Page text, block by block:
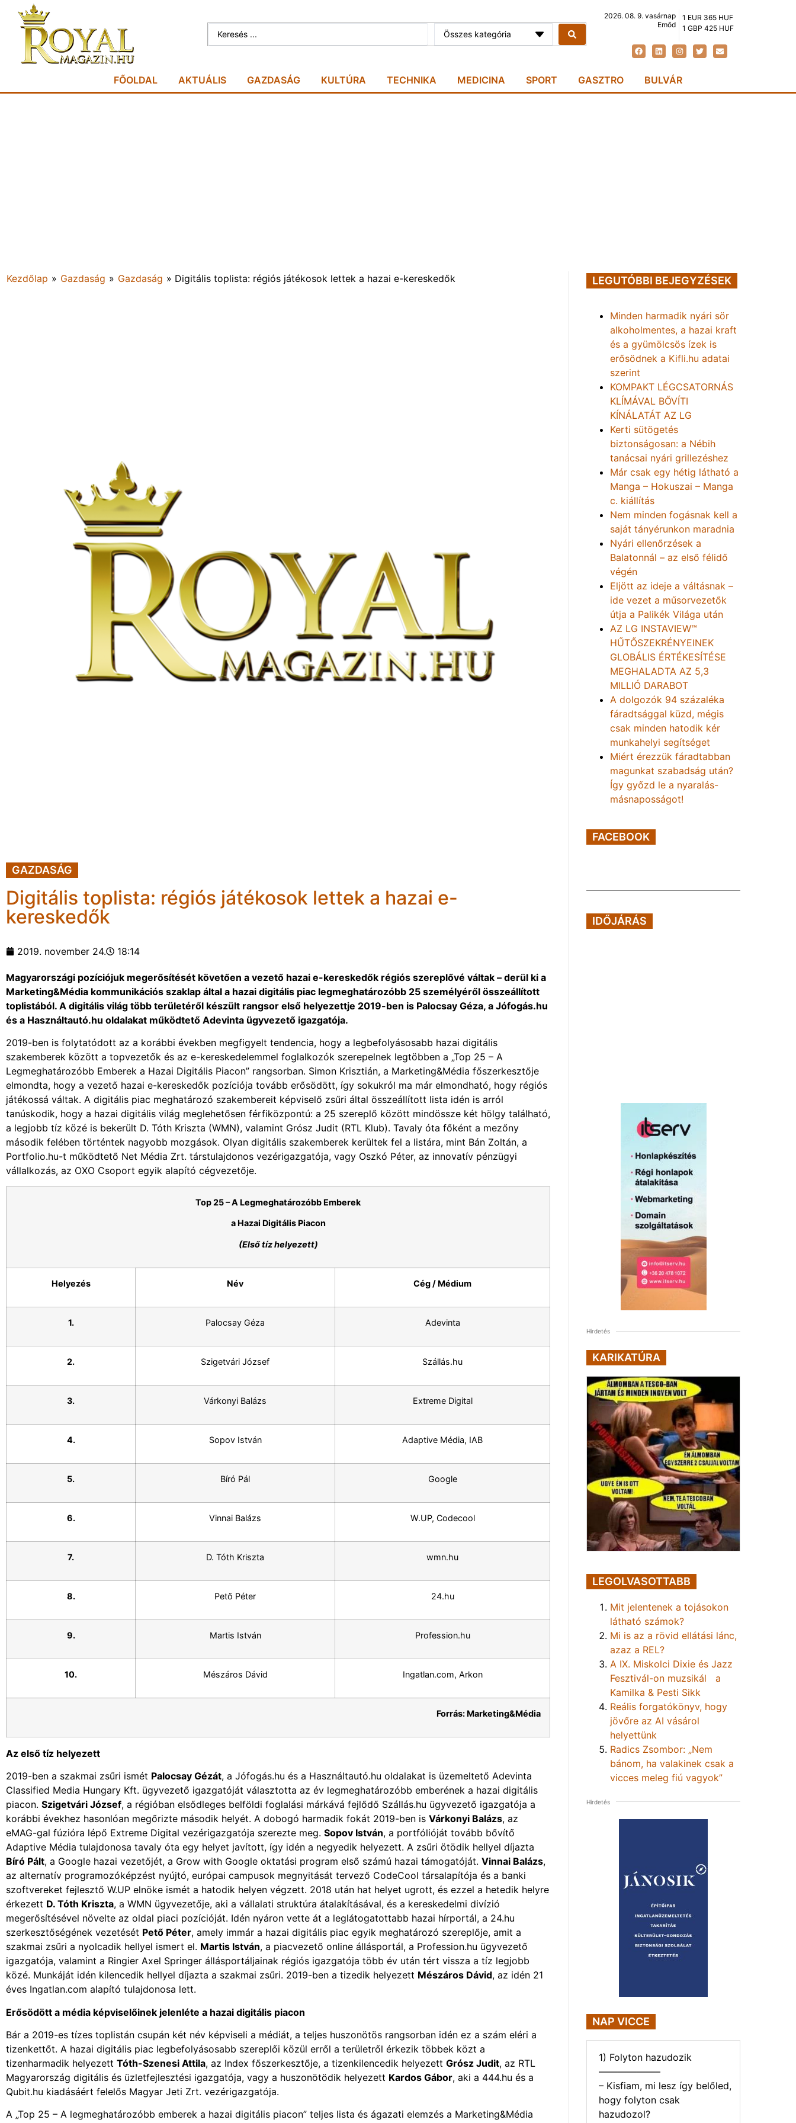
Összes kategória
2026. 08. 9. vasárnap
Emőd
1 EUR 365 HUF
1 GBP 425 HUF
FŐOLDAL AKTUÁLIS GAZDASÁG KULTÚRA TECHNIKA MEDICINA SPORT GASZTRO BULVÁR
Kezdőlap » Gazdaság » Gazdaság » Digitális toplista: régiós játékosok lettek a hazai e-kereskedők
GAZDASÁG
Digitális toplista: régiós játékosok lettek a hazai e-
kereskedők
2019. november 24. 18:14
Magyarországi pozíciójuk megerősítését követően a vezető hazai e-kereskedők régiós szereplővé váltak – derül ki a
Marketing&Média kommunikációs szaklap által a hazai digitális piac legmeghatározóbb 25 személyéről összeállított
toplistából. A digitális világ több területéről készült rangsor első helyezettje 2019-ben is Palocsay Géza, a Jófogás.hu
és a Használtautó.hu oldalakat működtető Adevinta ügyvezető igazgatója.
2019-ben is folytatódott az a korábbi években megfigyelt tendencia, hogy a legbefolyásosabb hazai digitális
szakemberek között a topvezetők és az e-kereskedelemmel foglalkozók szerepelnek legtöbben a „Top 25 – A
Legmeghatározóbb Emberek a Hazai Digitális Piacon” rangsorban. Simon Krisztián, a Marketing&Média főszerkesztője
elmondta, hogy a vezető hazai e-kereskedők pozíciója tovább erősödött, így sokukról ma már elmondható, hogy régiós
játékossá váltak. A digitális piac meghatározó szakembereit képviselő zsűri által összeállított lista idén is arról
tanúskodik, hogy a hazai digitális világ meglehetősen férfiközpontú: a 25 szereplő között mindössze két hölgy található,
a legjobb tíz közé is bekerült D. Tóth Kriszta (WMN), valamint Grósz Judit (RTL Klub). Tavaly óta főként a mezőny
második felében történtek nagyobb mozgások. Olyan digitális szakemberek kerültek fel a listára, mint Bán Zoltán, a
Portfolio.hu-t működtető Net Média Zrt. társtulajdonos vezérigazgatója, vagy Oszkó Péter, az innovatív pénzügyi
vállalkozás, az OXO Csoport egyik alapító cégvezetője.
Top 25 – A Legmeghatározóbb Emberek
a Hazai Digitális Piacon
(Első tíz helyezett)
Helyezés Név Cég / Médium
1. Palocsay Géza Adevinta
2. Szigetvári József Szállás.hu
3. Várkonyi Balázs Extreme Digital
4. Sopov István Adaptive Média, IAB
5. Bíró Pál Google
6. Vinnai Balázs W.UP, Codecool
7. D. Tóth Kriszta wmn.hu
8. Pető Péter 24.hu
9. Martis István Profession.hu
10. Mészáros Dávid Ingatlan.com, Arkon
Forrás: Marketing&Média
Az első tíz helyezett
2019-ben a szakmai zsűri ismét Palocsay Gézát, a Jófogás.hu és a Használtautó.hu oldalakat is üzemeltető Adevinta
Classified Media Hungary Kft. ügyvezető igazgatóját választotta az év legmeghatározóbb emberének a hazai digitális
piacon. Szigetvári József, a régióban elsődleges belföldi foglalási márkává fejlődő Szállás.hu ügyvezető igazgatója a
korábbi évekhez hasonlóan megőrizte második helyét. A dobogó harmadik fokát 2019-ben is Várkonyi Balázs, az
eMAG-gal fúzióra lépő Extreme Digital vezérigazgatója szerezte meg. Sopov István, a portfólióját tovább bővítő
Adaptive Média tulajdonosa tavaly óta egy helyet javított, így idén a negyedik helyezett. A zsűri ötödik hellyel díjazta
Bíró Pált, a Google hazai vezetőjét, a Grow with Google oktatási program első számú hazai támogatóját. Vinnai Balázs,
az alternatív programozóképzést nyújtó, európai campusok megnyitását tervező CodeCool társalapítója és a banki
szoftvereket fejlesztő W.UP elnöke ismét a hatodik helyen végzett. 2018 után hat helyet ugrott, és ezzel a hetedik helyre
érkezett D. Tóth Kriszta, a WMN ügyvezetője, aki a vállalati struktúra átalakításával, és a kereskedelmi divízió
megerősítésével növelte az oldal piaci pozícióját. Idén nyáron vette át a leglátogatottabb hazai hírportál, a 24.hu
szerkesztőségének vezetését Pető Péter, amely immár a hazai digitális piac egyik meghatározó szereplője, amit a
szakmai zsűri a nyolcadik hellyel ismert el. Martis István, a piacvezető online állásportál, a Profession.hu ügyvezető
igazgatója, valamint a Ringier Axel Springer állásportáljainak régiós igazgatója több év után tért vissza a tíz legjobb
közé. Munkáját idén kilencedik hellyel díjazta a szakmai zsűri. 2019-ben a tizedik helyezett Mészáros Dávid, az idén 21
éves Ingatlan.com alapító tulajdonosa lett.
Erősödött a média képviselőinek jelenléte a hazai digitális piacon
Bár a 2019-es tízes toplistán csupán két név képviseli a médiát, a teljes huszonötös rangsorban idén ez a szám eléri a
tizenkettőt. A hazai digitális piac legbefolyásosabb szereplői közül erről a területről érkezik többek közt a
tizenharmadik helyezett Tóth-Szenesi Attila, az Index főszerkesztője, a tizenkilencedik helyezett Grósz Judit, az RTL
Magyarország digitális és üzletfejlesztési igazgatója, vagy a huszonötödik helyezett Kardos Gábor, aki a 444.hu és a
Qubit.hu kiadásáért felelős Magyar Jeti Zrt. vezérigazgatója.
A „Top 25 – A legmeghatározóbb emberek a hazai digitális piacon” teljes lista és ágazati elemzés a Marketing&Média
LEGUTÓBBI BEJEGYZÉSEK
Minden harmadik nyári sör
alkoholmentes, a hazai kraft
és a gyümölcsös ízek is
erősödnek a Kifli.hu adatai
szerint
KOMPAKT LÉGCSATORNÁS
KLÍMÁVAL BŐVÍTI
KÍNÁLATÁT AZ LG
Kerti sütögetés
biztonságosan: a Nébih
tanácsai nyári grillezéshez
Már csak egy hétig látható a
Manga – Hokuszai – Manga
c. kiállítás
Nem minden fogásnak kell a
saját tányérunkon maradnia
Nyári ellenőrzések a
Balatonnál – az első félidő
végén
Eljött az ideje a váltásnak –
ide vezet a műsorvezetők
útja a Palikék Világa után
AZ LG INSTAVIEW™
HŰTŐSZEKRÉNYEINEK
GLOBÁLIS ÉRTÉKESÍTÉSE
MEGHALADTA AZ 5,3
MILLIÓ DARABOT
A dolgozók 94 százaléka
fáradtsággal küzd, mégis
csak minden hatodik kér
munkahelyi segítséget
Miért érezzük fáradtabban
magunkat szabadság után?
Így győzd le a nyaralás-
másnaposságot!
FACEBOOK
IDŐJÁRÁS
Hirdetés
KARIKATÚRA
LEGOLVASOTTABB
Mit jelentenek a tojásokon
látható számok?
Mi is az a rövid ellátási lánc,
azaz a REL?
A IX. Miskolci Dixie és Jazz
Fesztivál-on muzsikál a
Kamilka & Pesti Sikk
Reális forgatókönyv, hogy
jövőre az AI vásárol
helyettünk
Radics Zsombor: „Nem
bánom, ha valakinek csak a
vicces meleg fiú vagyok”
Hirdetés
NAP VICCE
1) Folyton hazudozik
——————–
– Kisfiam, mi lesz így belőled,
hogy folyton csak
hazudozol?